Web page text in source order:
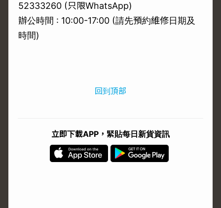
52333260 (只限WhatsApp)
辦公時間 : 10:00-17:00 (請先預約維修日期及
時間)
回到頂部
立即下載APP，緊貼每日新貨資訊